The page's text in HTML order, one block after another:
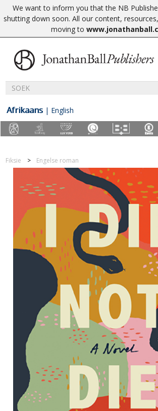
We want to inform you that the NB
shutting down soon. All our content,
moving to
Afrikaans | English
Fiksie Engelse roman